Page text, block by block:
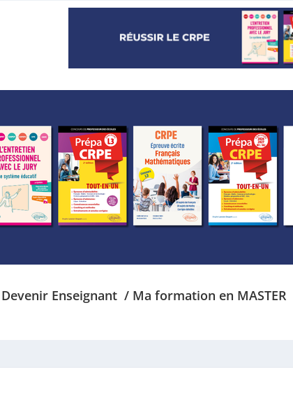
Enseignant / Ma formation en MASTER